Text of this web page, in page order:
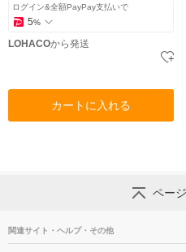
ログイン&全額PayPay支払いで
5%
LOHACOから発送
カートに入れる
ペー
関連サイト・ヘルプ・その他